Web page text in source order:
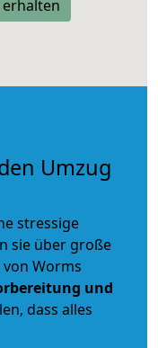
Umzug
stressige
sie über große
Worms
und
dass alles